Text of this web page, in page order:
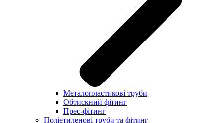
Металопластикові труби
Обтискний фітинг
Прес-фітинг
Поліетиленові труби та фітинг